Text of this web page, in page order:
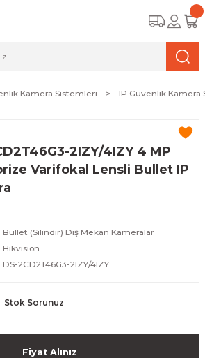
Kamera Sistemleri IP Güvenlik Kamera
2IZY/4IZY 4 MP
Varifokal Lensli Bullet IP
Bullet (Silindir) Dış Mekan Kameralar
Hikvision
DS-2CD2T46G3-2IZY/4IZY
Stok Sorunuz
Fiyat Alınız